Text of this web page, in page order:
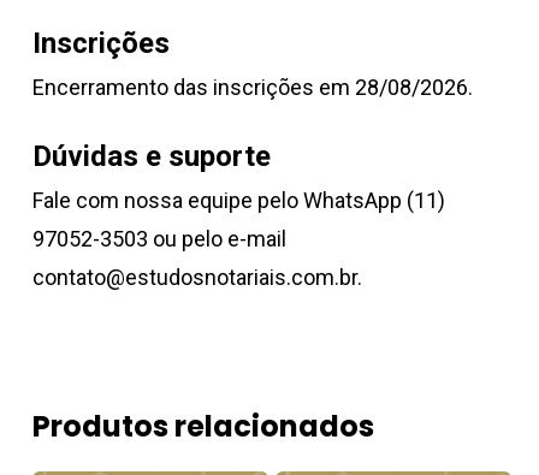
Inscrições
Encerramento das inscrições em 28/08/2026.
Dúvidas e suporte
Fale com nossa equipe pelo WhatsApp (11)
97052-3503 ou pelo e-mail
contato@estudosnotariais.com.br.
Produtos relacionados